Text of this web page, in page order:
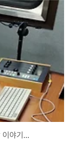
이야기...